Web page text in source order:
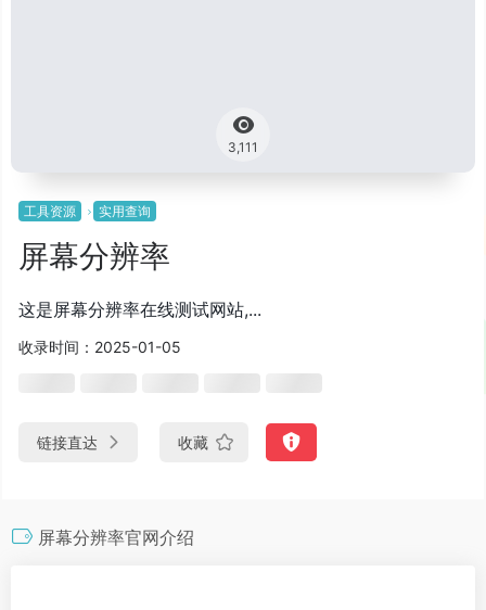
3,111
工具资源 实用查询
屏幕分辨率
这是屏幕分辨率在线测试网站,...
收录时间：2025-01-05
链接直达 收藏
屏幕分辨率官网介绍